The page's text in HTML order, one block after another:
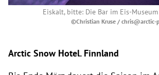
Eiskalt, bitte: Die Bar im Eis-
©Christian Kruse / chris@arctic-p
Arctic Snow Hotel. Finnland